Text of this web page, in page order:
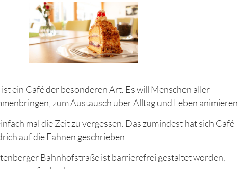
ist ein Café der besonderen Art. Es will Menschen aller
zum Austausch über Alltag und Leben animieren
mal die Zeit zu vergessen. Das zumindest hat sich Café-
auf die Fahnen geschrieben.
Bahnhofstraße ist barrierefrei gestaltet worden,